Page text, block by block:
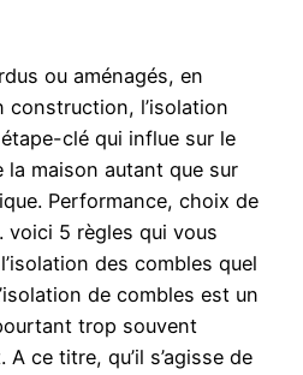
ou aménagés, en
construction, l’isolation
clé qui influe sur le
maison autant que sur
Performance, choix de
voici 5 règles qui vous
des combles quel
de combles est un
trop souvent
A ce titre, qu’il s’agisse de